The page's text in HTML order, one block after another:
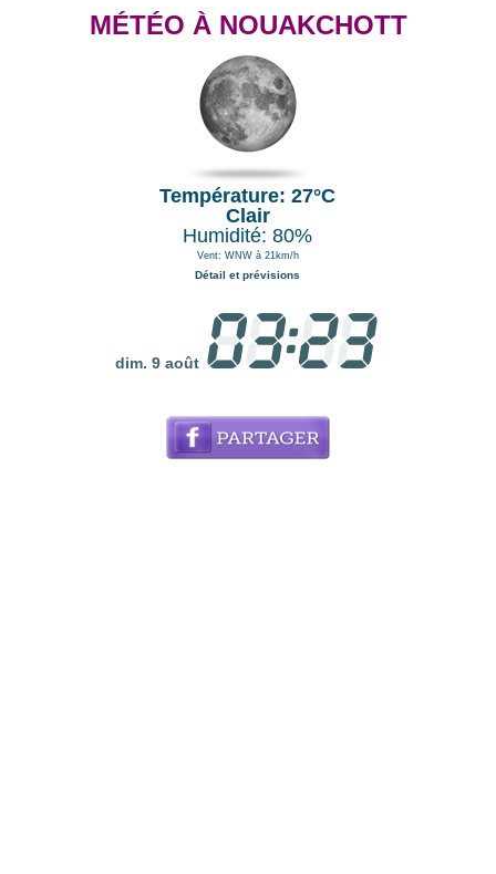
MÉTÉO À NOUAKCHOTT
Température: 27°C
Clair
Humidité: 80%
Vent: WNW à 21km/h
Détail et prévisions
dim. 9 août